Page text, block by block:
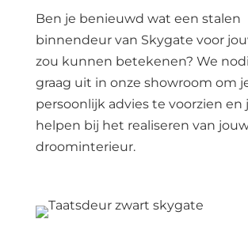
Ben je benieuwd wat een stalen
binnendeur van Skygate voor
zou kunnen betekenen? We
graag uit in onze showroom om
persoonlijk advies te voorzien en
helpen bij het realiseren van
droominterieur.